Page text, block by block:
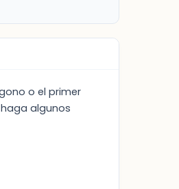
o el primer
algunos